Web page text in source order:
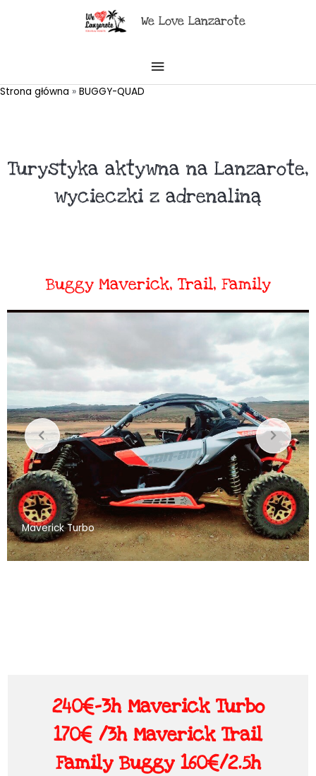
We Love Lanzarote
GŁÓWNE
Strona główna BUGGY-QUAD
Turystyka aktywna na Lanzarote,
wycieczki z adrenaliną
Buggy Maverick, Trail, Family
Maverick Turbo
240€-3h Maverick Turbo
170€ /3h Maverick Trail
Family Buggy 160€/2.5h